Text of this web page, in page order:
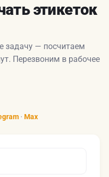
этикеток
задачу — посчитаем
Перезвоним в рабочее
· Max